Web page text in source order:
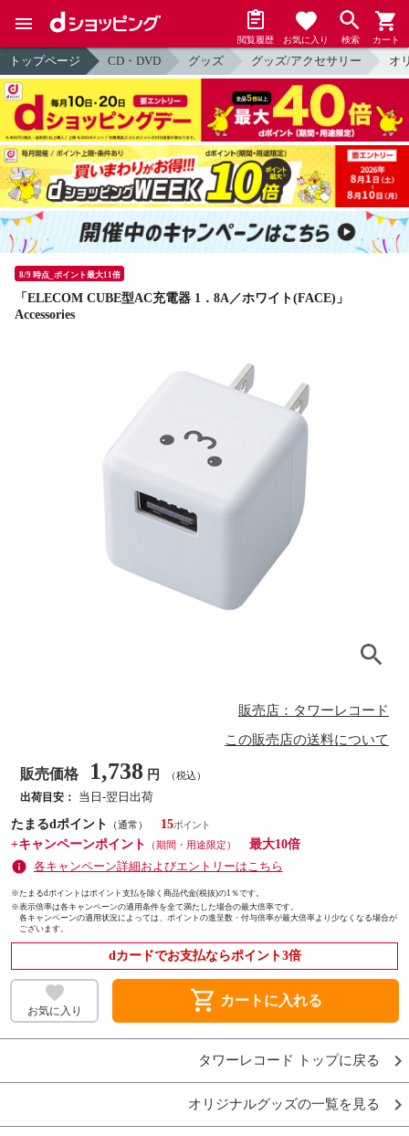
閲覧履歴 お気に入り 検索 カート
トップページ CD・DVD グッズ グッズ/アクセサリー オ
8/9 時点_ポイント最大11倍
「ELECOM CUBE型AC充電器 1．8A／ホワイト(FACE)」
Accessories
販売店：タワーレコード
この販売店の送料について
販売価格 1,738 円 （税込）
出荷目安：
当日-翌日出荷
たまるdポイント
（通常）
15
+キャンペーンポイント
（期間・用途限定）
最大10倍
各キャンペーン詳細およびエントリーはこちら
※たまるdポイントはポイント支払を除く商品代金(税抜)の1％です。
※表示倍率は各キャンペーンの適用条件を全て満たした場合の最大倍率です。
各キャンペーンの適用状況によっては、ポイントの進呈数・付与倍率が最大倍率より少なくなる場合が
ございます。
dカードでお支払ならポイント3倍
お気に入り shopping_cart カートに入れる
タワーレコード トップに戻る
オリジナルグッズの一覧を見る